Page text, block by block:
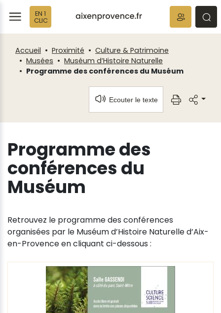
EN 1
CLIC
Accueil Proximité
Culture & Patrimoine
Musées
Muséum d’Histoire Naturelle
Programme des conférences du Muséum
Ecouter le texte
Programme des
conférences du
Muséum
Retrouvez le programme des conférences
organisées par le Muséum d’Histoire Naturelle d’Aix-
en-Provence en cliquant ci-dessous :
Fenêtre
de
chat
Panneau de gestion des cookies